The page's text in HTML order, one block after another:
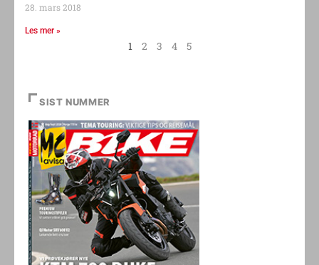
28. mars 2018
Les mer »
1 2 3 4 5
SIST NUMMER